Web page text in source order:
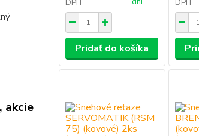
akcie
DPH
Pridať do košíka
DPH